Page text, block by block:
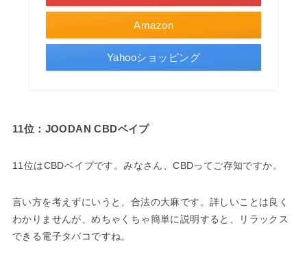
Amazon
Yahooショッピング
11位：JOODAN CBDベイプ
11位はCBDベイプです。みなさん、CBDってご存知ですか。
言い方を考えずにいうと、合法の大麻です。詳しいことは良く
わかりませんが、めちゃくちゃ簡単に説明すると、リラックス
できる電子タバコですね。